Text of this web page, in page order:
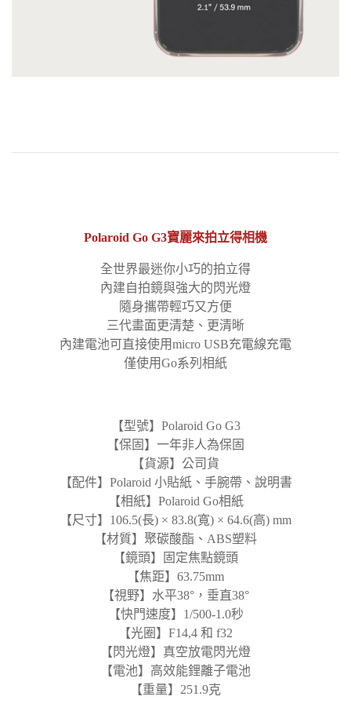
Polaroid Go G3寶麗來拍立得相機
全世界最迷你小巧的拍立得
內建自拍鏡與強大的閃光燈
隨身攜帶輕巧又方便
三代畫面更清楚、更清晰
內建電池可直接使用micro USB充電線充電
僅使用Go系列相紙
【型號】Polaroid Go G3
【保固】一年非人為保固
【貨源】公司貨
【配件】Polaroid 小貼紙、手腕帶、說明書
【相紙】Polaroid Go相紙
【尺寸】106.5(長) × 83.8(寬) × 64.6(高) mm
【材質】聚碳酸酯、ABS塑料
【鏡頭】固定焦點鏡頭
【焦距】63.75mm
【視野】水平38°，垂直38°
【快門速度】1/500-1.0秒
【光圈】F14,4 和 f32
【閃光燈】真空放電閃光燈
【電池】高效能鋰離子電池
【重量】251.9克